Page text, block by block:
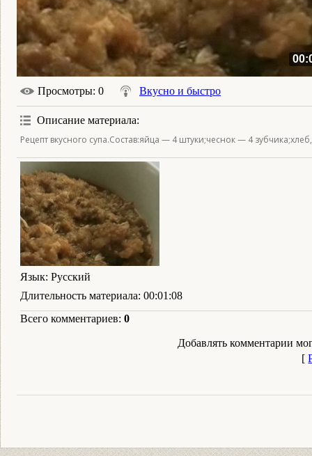
Просмотры: 0 Вкусно и быстро
Описание материала:
Рецепт вкусного супа.Состав:яйца — 4 штуки;чеснок — 4
Язык: Русский
Длительность материала: 00:01:08
Всего комментариев: 0
Добавлять комментарии
[